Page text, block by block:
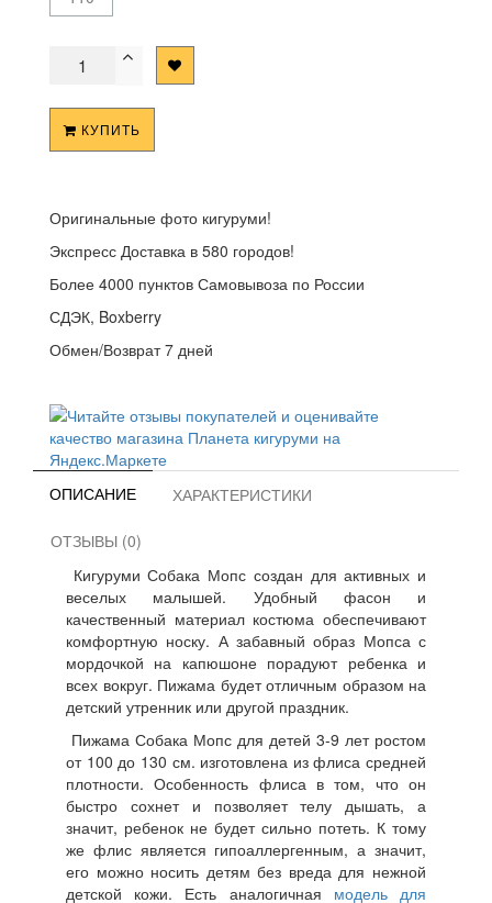
КУПИТЬ
Оригинальные фото кигуруми!
Экспресс Доставка в 580 городов!
Более 4000 пунктов Самовывоза по России
СДЭК, Boxberry
Обмен/Возврат 7 дней
ОПИСАНИЕ ХАРАКТЕРИСТИКИ
ОТЗЫВЫ (0)
Кигуруми Собака Мопс создан для активных и
веселых малышей. Удобный фасон и
качественный материал костюма обеспечивают
комфортную носку. А забавный образ Мопса с
мордочкой на капюшоне порадуют ребенка и
всех вокруг. Пижама будет отличным образом на
детский утренник или другой праздник.
Пижама Собака Мопс для детей 3-9 лет ростом
от 100 до 130 см. изготовлена из флиса средней
плотности. Особенность флиса в том, что он
быстро сохнет и позволяет телу дышать, а
значит, ребенок не будет сильно потеть. К тому
же флис является гипоаллергенным, а значит,
его можно носить детям без вреда для нежной
детской кожи. Есть аналогичная модель для